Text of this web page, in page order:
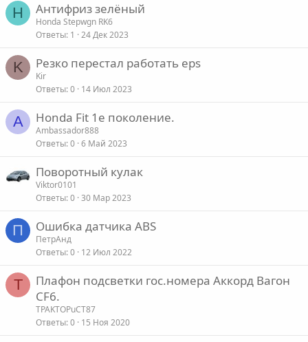
H Антифриз зелёный
Honda Stepwgn RK6
Ответы 1 24 Дек 2023
K Резко перестал работать eps
Kir
Ответы 0 14 Июл 2023
A Honda Fit 1e поколение.
Ambassador888
Ответы 0 6 Май 2023
Поворотный кулак
Viktor0101
Ответы 0 30 Мар 2023
П Ошибка датчика ABS
ПетрАнд
Ответы 0 12 Июл 2022
T
Плафон подсветки гос.номера Аккорд Вагон
CF6.
TPAKTOPuCT87
Ответы 0 15 Ноя 2020